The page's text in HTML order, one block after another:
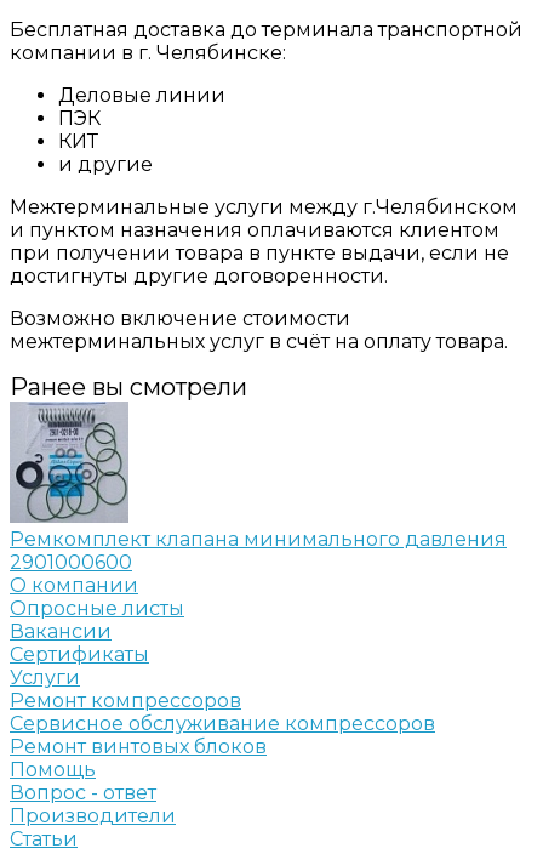
Бесплатная доставка до терминала транспортной
компании в г. Челябинске:
Деловые линии
ПЭК
КИТ
и другие
Межтерминальные услуги между г.Челябинском
и пунктом назначения оплачиваются клиентом
при получении товара в пункте выдачи, если не
достигнуты другие договоренности.
Возможно включение стоимости
межтерминальных услуг в счёт на оплату товара.
Ранее вы смотрели
Ремкомплект клапана минимального давления
2901000600
О компании
Опросные листы
Вакансии
Сертификаты
Услуги
Ремонт компрессоров
Сервисное обслуживание компрессоров
Ремонт винтовых блоков
Помощь
Вопрос - ответ
Производители
Статьи